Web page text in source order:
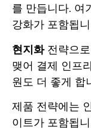
를 만듭니다. 여
강화가 포함됩
현지화전략으로
맺어 결제 인프
원도 더 좋게 합
제품 전략에는
이트가 포함됩